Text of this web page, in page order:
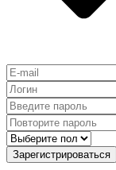
Зарегистрироваться